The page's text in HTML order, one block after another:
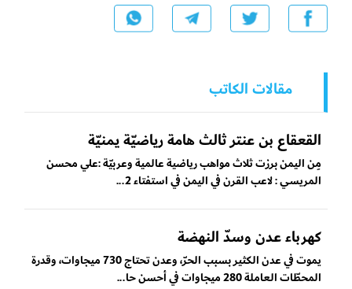
مقالات الكاتب
القعقاع بن عنتر ثالث هامة رياضيّة يمنيّة
مِن اليمن برزت ثلاث مواهب رياضية عالمية وعربيّة :علي محسن
المريسي : لاعب القرن في اليمن في استفتاء 2...
كهرباء عدن وسدّ النهضة
يموت في عدن الكثير بسبب الحرّ، وعدن تحتاج 730 ميجاوات، وقدرة
المحطّات العاملة 280 ميجاوات في أحسن حا...